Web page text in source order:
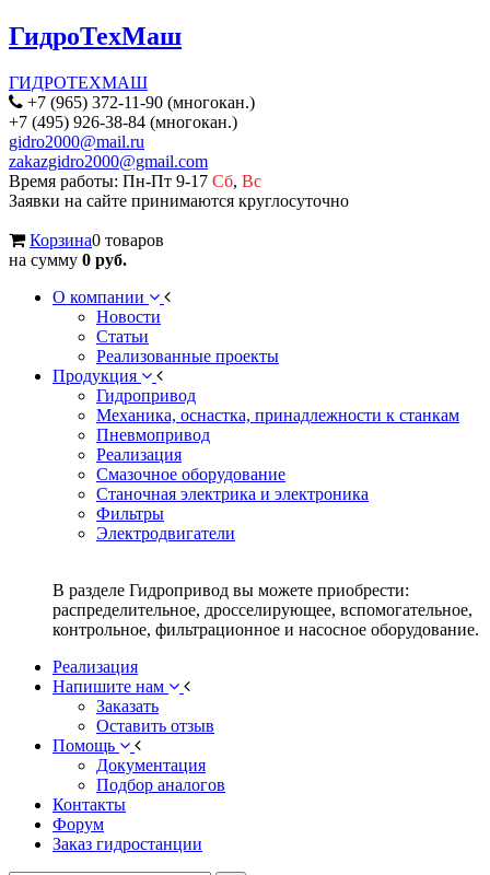
ГидроТехМаш
ГИДРОТЕХМАШ
+7 (965) 372-11-90 (многокан.)
+7 (495) 926-38-84 (многокан.)
gidro2000@mail.ru
zakazgidro2000@gmail.com
Время работы: Пн-Пт 9-17 Сб, Вс
Заявки на сайте принимаются круглосуточно
Корзина0 товаров
на сумму 0 руб.
О компании
Новости
Статьи
Реализованные проекты
Продукция
Гидропривод
Механика, оснастка, принадлежности к станкам
Пневмопривод
Реализация
Смазочное оборудование
Станочная электрика и электроника
Фильтры
Электродвигатели
В разделе Гидропривод вы можете приобрести:
распределительное, дросселирующее, вспомогательное,
контрольное, фильтрационное и насосное оборудование.
Реализация
Напишите нам
Заказать
Оставить отзыв
Помощь
Документация
Подбор аналогов
Контакты
Форум
Заказ гидростанции